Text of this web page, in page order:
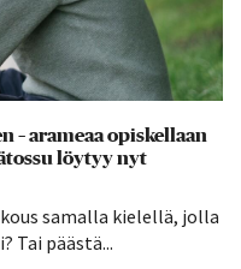
– arameaa opiskellaan
löytyy nyt
samalla kielellä, jolla
Tai päästä...